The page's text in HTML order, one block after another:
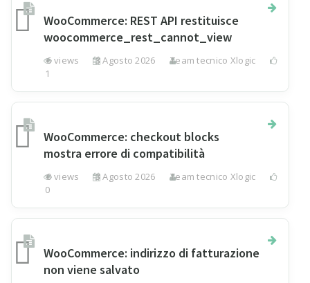
WooCommerce: REST API restituisce
woocommerce_rest_cannot_view
6 views 3 Agosto 2026
Team tecnico Xlogic
1
WooCommerce: checkout blocks
mostra errore di compatibilità
0 views 3 Agosto 2026
Team tecnico Xlogic
0
WooCommerce: indirizzo di fatturazione
non viene salvato